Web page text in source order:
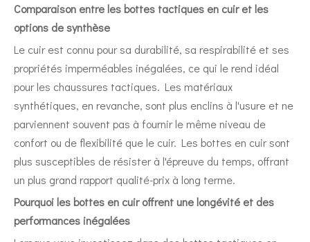
Comparaison entre les bottes tactiques en cuir et les
options de synthèse
Le cuir est connu pour sa durabilité, sa respirabilité et ses
propriétés imperméables inégalées, ce qui le rend idéal
pour les chaussures tactiques. Les matériaux
synthétiques, en revanche, sont plus enclins à l'usure et ne
parviennent souvent pas à fournir le même niveau de
confort ou de flexibilité que le cuir. Les bottes en cuir sont
plus susceptibles de résister à l'épreuve du temps, offrant
un plus grand rapport qualité-prix à long terme.
Pourquoi les bottes en cuir offrent une longévité et des
performances inégalées